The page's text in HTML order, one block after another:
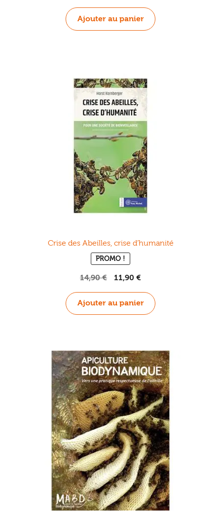
Ajouter au panier
Crise des Abeilles, crise d’humanité
PROMO !
14,90€
Le
initial
était :
11,90 €Le
actuel
est :
Ajouter au panier